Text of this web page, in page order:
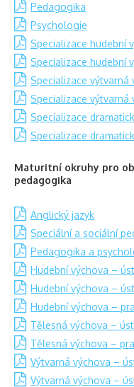
Pedagogika
Psychologie
Specializace hudební
Specializace hudební
Specializace
Specializace
Specializace
Specializace
Maturitní okruhy pro
pedagogika
Anglický jazyk
Speciální a sociální
Pedagogika a
Hudební výchova –
Hudební výchova –
Hudební výchova –
Tělesná výchova –
Tělesná výchova –
Výtvarná výchova –
Výtvarná výchova –